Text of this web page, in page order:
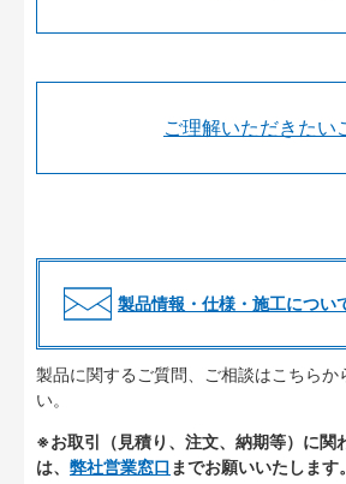
ご理解いただきたい
製品情報・仕様・施工につい
製品に関するご質問、ご相談はこちらか
い。
※お取引（見積り、注文、納期等）に関
は、 弊社営業窓口 までお願いいたします。